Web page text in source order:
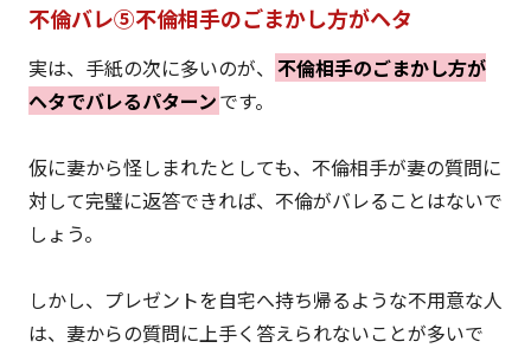
不倫バレ⑤不倫相手のごまかし方がヘタ
実は、手紙の次に多いのが、 不倫相手のごまかし方が
ヘタでバレるパターンです。
仮に妻から怪しまれたとしても、不倫相手が妻の質問に
対して完璧に返答できれば、不倫がバレることはないで
しょう。
しかし、プレゼントを自宅へ持ち帰るような不用意な人
は、妻からの質問に上手く答えられないことが多いで